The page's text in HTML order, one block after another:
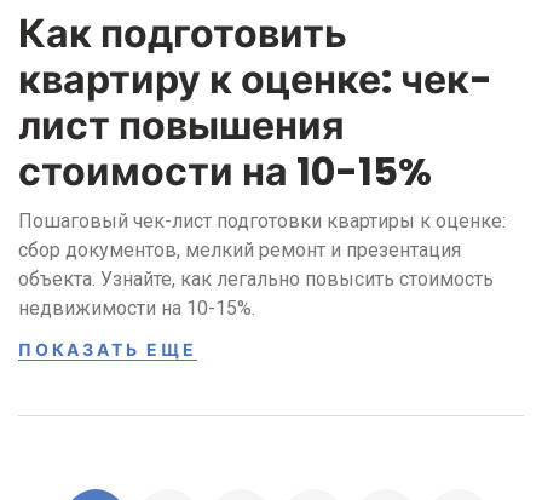
Как подготовить
квартиру к оценке: чек-
лист повышения
стоимости на 10-15%
Пошаговый чек-лист подготовки квартиры к оценке:
сбор документов, мелкий ремонт и презентация
объекта. Узнайте, как легально повысить стоимость
недвижимости на 10-15%.
ПОКАЗАТЬ ЕЩЕ